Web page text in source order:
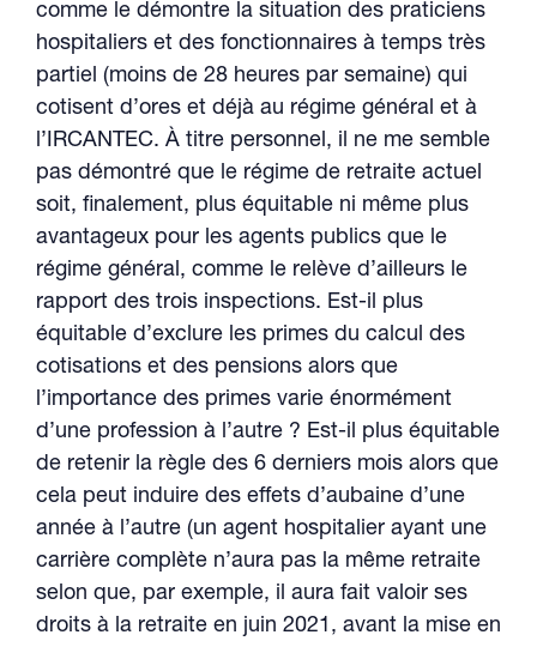
comme le démontre la situation des praticiens
hospitaliers et des fonctionnaires à temps très
partiel (moins de 28 heures par semaine) qui
cotisent d’ores et déjà au régime général et à
l’IRCANTEC. À titre personnel, il ne me semble
pas démontré que le régime de retraite actuel
soit, finalement, plus équitable ni même plus
avantageux pour les agents publics que le
régime général, comme le relève d’ailleurs le
rapport des trois inspections. Est-il plus
équitable d’exclure les primes du calcul des
cotisations et des pensions alors que
l’importance des primes varie énormément
d’une profession à l’autre ? Est-il plus équitable
de retenir la règle des 6 derniers mois alors que
cela peut induire des effets d’aubaine d’une
année à l’autre (un agent hospitalier ayant une
carrière complète n’aura pas la même retraite
selon que, par exemple, il aura fait valoir ses
droits à la retraite en juin 2021, avant la mise en